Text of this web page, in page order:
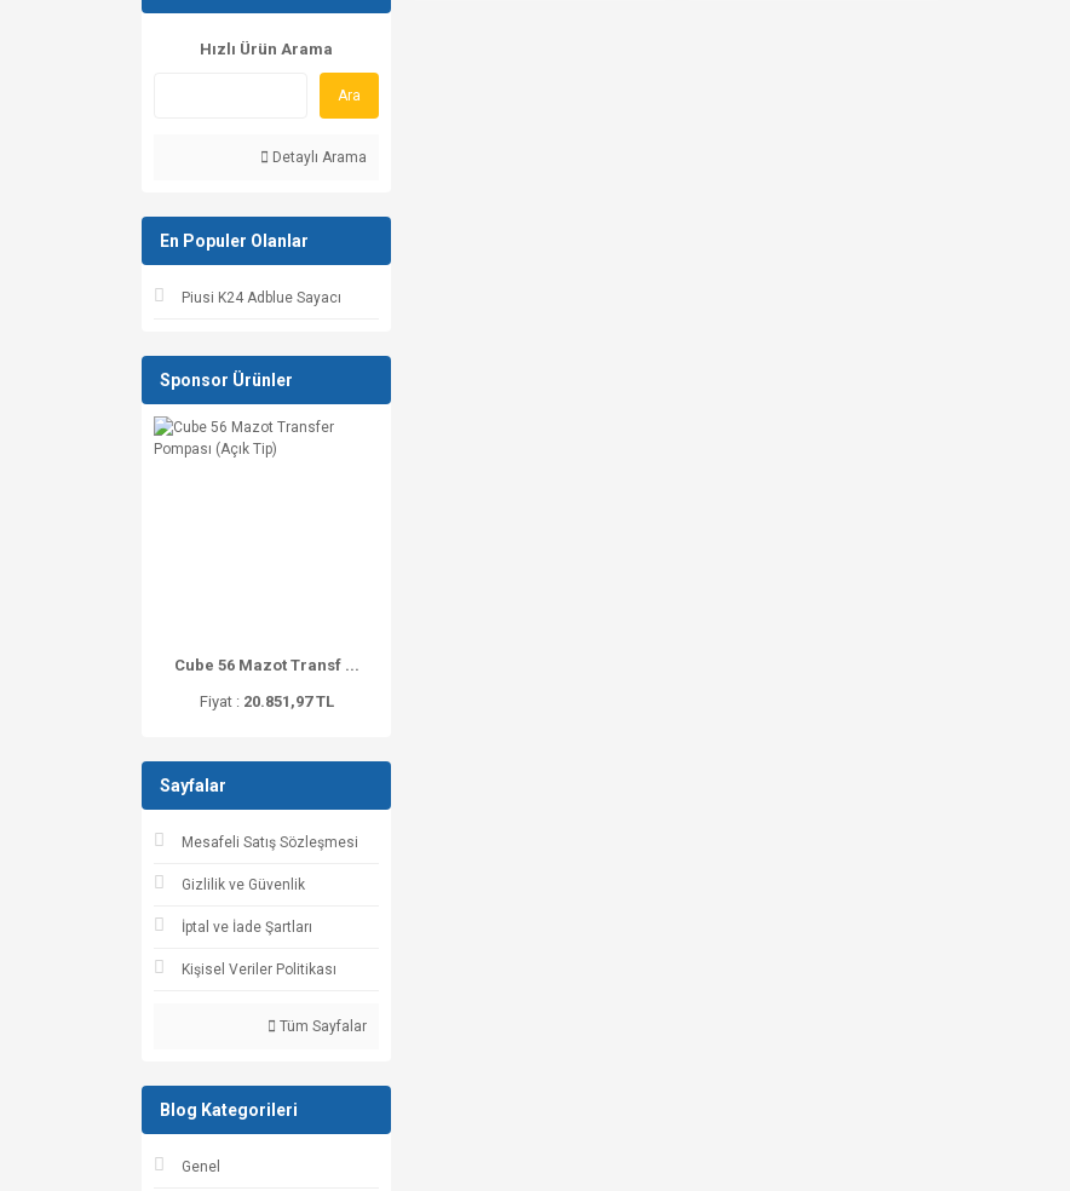
Hızlı Ürün Arama
Ara
Detaylı Arama
En Populer Olanlar
Piusi K24 Adblue Sayacı
Sponsor Ürünler
Cube 56 Mazot Transf ...
Fiyat : 20.851,97 TL
Sayfalar
Mesafeli Satış Sözleşmesi
Gizlilik ve Güvenlik
İptal ve İade Şartları
Kişisel Veriler Politikası
Tüm Sayfalar
Blog Kategorileri
Genel